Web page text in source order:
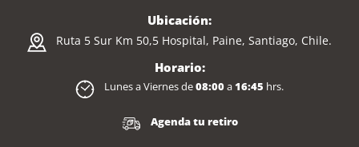
Ubicación:
Ruta 5 Sur Km 50,5 Hospital, Paine, Santiago, Chile.
Horario:
Lunes a Viernes de08:00a16:45 hrs.
Agenda tu retiro